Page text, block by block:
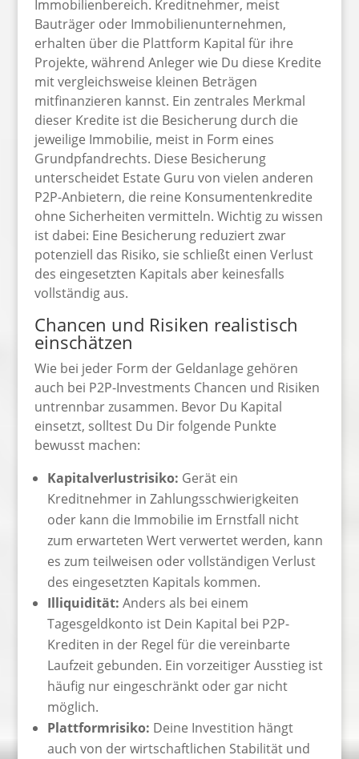
Immobilienbereich. Kreditnehmer, meist
Bauträger oder Immobilienunternehmen,
erhalten über die Plattform Kapital für ihre
Projekte, während Anleger wie Du diese Kredite
mit vergleichsweise kleinen Beträgen
mitfinanzieren kannst. Ein zentrales Merkmal
dieser Kredite ist die Besicherung durch die
jeweilige Immobilie, meist in Form eines
Grundpfandrechts. Diese Besicherung
unterscheidet Estate Guru von vielen anderen
P2P-Anbietern, die reine Konsumentenkredite
ohne Sicherheiten vermitteln. Wichtig zu wissen
ist dabei: Eine Besicherung reduziert zwar
potenziell das Risiko, sie schließt einen Verlust
des eingesetzten Kapitals aber keinesfalls
vollständig aus.
Chancen und Risiken realistisch
einschätzen
Wie bei jeder Form der Geldanlage gehören
auch bei P2P-Investments Chancen und Risiken
untrennbar zusammen. Bevor Du Kapital
einsetzt, solltest Du Dir folgende Punkte
bewusst machen:
Kapitalverlustrisiko: Gerät ein
Kreditnehmer in Zahlungsschwierigkeiten
oder kann die Immobilie im Ernstfall nicht
zum erwarteten Wert verwertet werden, kann
es zum teilweisen oder vollständigen Verlust
des eingesetzten Kapitals kommen.
Illiquidität: Anders als bei einem
Tagesgeldkonto ist Dein Kapital bei P2P-
Krediten in der Regel für die vereinbarte
Laufzeit gebunden. Ein vorzeitiger Ausstieg ist
häufig nur eingeschränkt oder gar nicht
möglich.
Plattformrisiko: Deine Investition hängt
auch von der wirtschaftlichen Stabilität und